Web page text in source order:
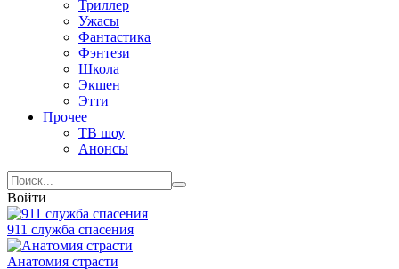
Триллер
Ужасы
Фантастика
Фэнтези
Школа
Экшен
Этти
Прочее
ТВ шоу
Анонсы
Войти
911 служба спасения
Анатомия страсти